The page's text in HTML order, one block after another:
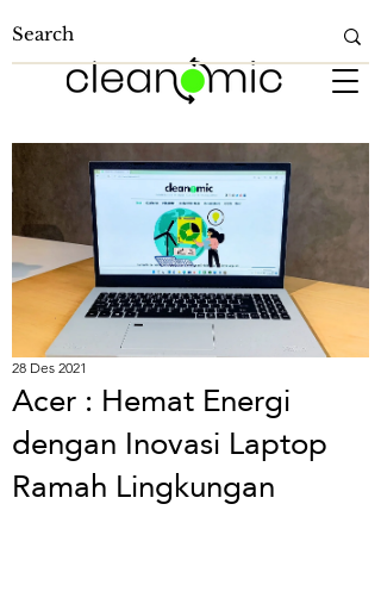
Acer : Hemat Energi
dengan Inovasi Laptop
Ramah Lingkungan
28 Des 2021